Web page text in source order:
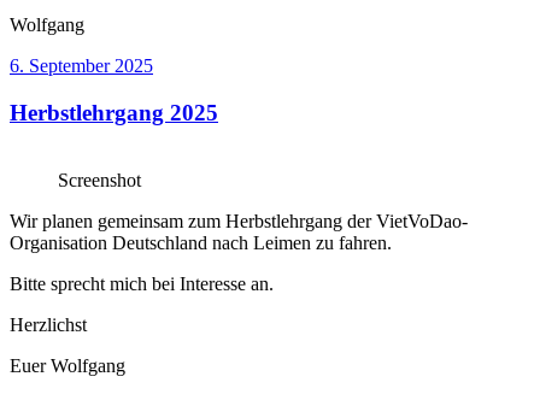
Wolfgang
Veröffentlicht
6. September 2025
Herbstlehrgang 2025
Screenshot
Wir planen gemeinsam zum Herbstlehrgang der VietVoDao-
Organisation Deutschland nach Leimen zu fahren.
Bitte sprecht mich bei Interesse an.
Herzlichst
Euer Wolfgang